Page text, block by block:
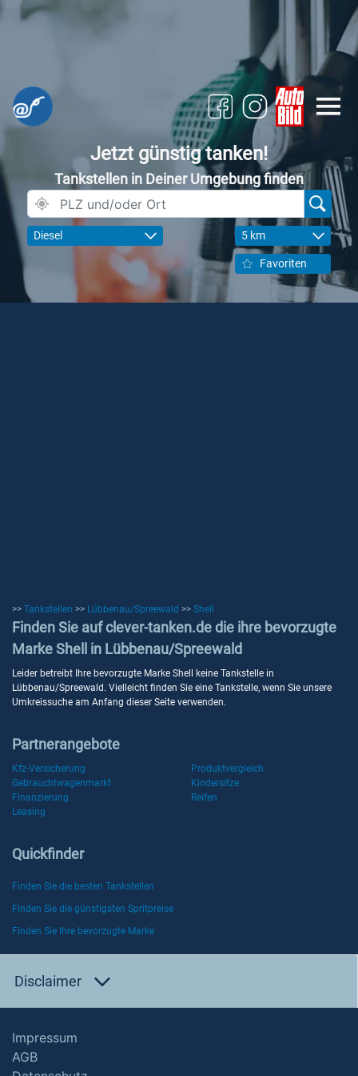
Jetzt günstig tanken!
Tankstellen in Deiner Umgebung finden
Diesel 5 km
Favoriten
>> Tankstellen >> Lübbenau/Spreewald >> Shell
Finden Sie auf clever-tanken.de die ihre bevorzugte
Marke Shell in Lübbenau/Spreewald
Leider betreibt Ihre bevorzugte Marke Shell keine Tankstelle in
Lübbenau/Spreewald. Vielleicht finden Sie eine Tankstelle, wenn Sie unsere
Umkreissuche am Anfang dieser Seite verwenden.
Partnerangebote
Kfz-Versicherung
Produktvergleich
Gebrauchtwagenmarkt
Kindersitze
Finanzierung
Reifen
Leasing
Quickfinder
Finden Sie die besten Tankstellen
Finden Sie die günstigsten Spritpreise
Finden Sie Ihre bevorzugte Marke
Disclaimer
Impressum
AGB